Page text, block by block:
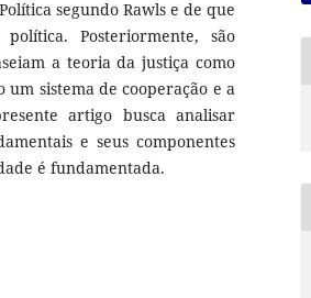
segundo Rawls e de que
Posteriormente, são
a teoria da justiça como
um sistema de cooperação e a
artigo busca analisar
e seus componentes
é fundamentada.